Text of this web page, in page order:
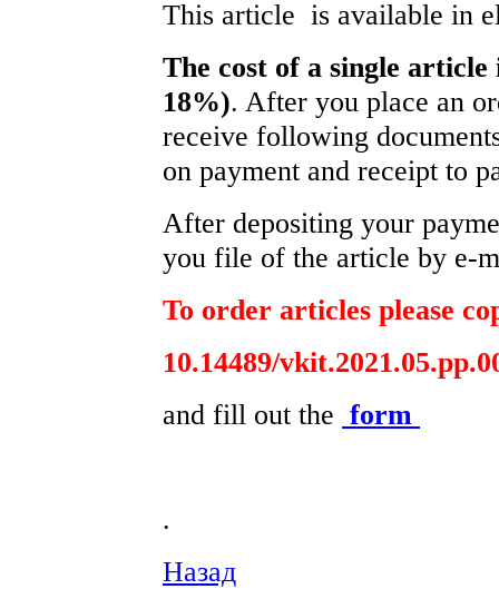
This article is available in
The cost of a single
18%). After you place an
receive following
on payment and receipt to
After depositing your
you file of the article by e-
To order articles please
10.14489/
and fill out the form
.
Назад